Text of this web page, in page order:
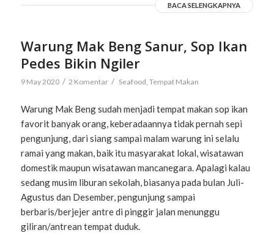
BACA SELENGKAPNYA
Warung Mak Beng Sanur, Sop Ikan
Pedes Bikin Ngiler
9 May 2020 / 2 Komentar / Seafood Tempat Makan
Warung Mak Beng sudah menjadi tempat makan sop ikan
favorit banyak orang, keberadaannya tidak pernah sepi
pengunjung, dari siang sampai malam warung ini selalu
ramai yang makan, baik itu masyarakat lokal, wisatawan
domestik maupun wisatawan mancanegara. Apalagi kalau
sedang musim liburan sekolah, biasanya pada bulan Juli-
Agustus dan Desember, pengunjung sampai
berbaris/berjejer antre di pinggir jalan menunggu
giliran/antrean tempat duduk.